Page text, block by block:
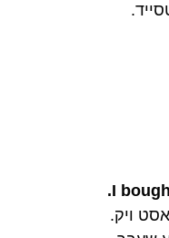
I
ויק.